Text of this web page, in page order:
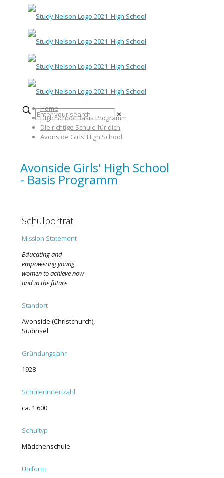
✕
Home
High School Basis Programm
Die richtige Schule für dich
Avonside Girls‘ High School
Avonside Girls' High School
- Basis Programm
Schulporträt
Mission Statement
Educating and
empowering young
women to achieve now
and in the future
Standort
Avonside (Christchurch),
Südinsel
Gründungsjahr
1928
SchülerInnenzahl
ca. 1.600
Schultyp
Mädchenschule
Uniform